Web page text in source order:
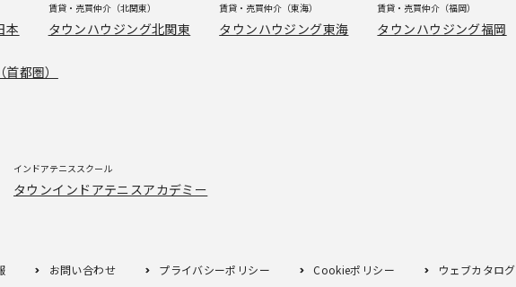
お問い合わせ プライバシーポリシー Cookieポリシー ウェブカタログ
本
賃貸・売買仲介（北関東）
タウンハウジング北関東
賃貸・売買仲介（東海）
タウンハウジング東海
賃貸・売買仲介（福岡）
タウンハウジング福岡
都圏）
インドアテニススクール
タウンインドアテニスアカデミー